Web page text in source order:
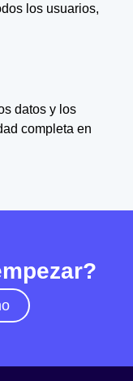
los usuarios,
datos y los
completa en